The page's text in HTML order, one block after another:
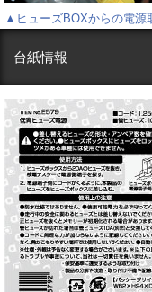
▲ヒューズBOXからの電源
台紙情報